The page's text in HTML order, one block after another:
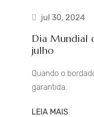
jul 30, 2024
Dia Mundial
julho
Quando o
garantida.
LEIA MAIS